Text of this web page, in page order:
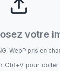
votre
WebP pris en
Ctrl+V pour coller